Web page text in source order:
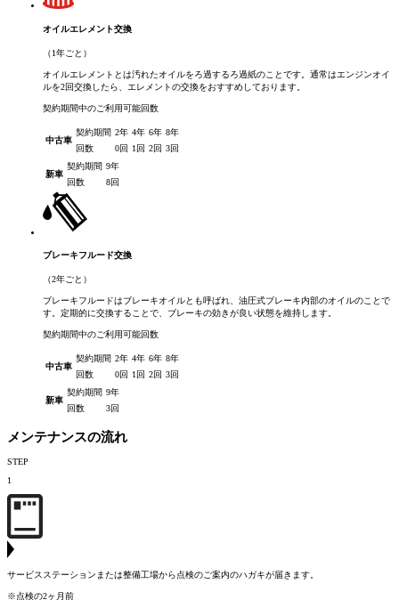
オイルエレメント交換
（1年ごと）
オイルエレメントとは汚れたオイルをろ過するろ過紙のことです。通常はエンジンオイ
ルを2回交換したら、エレメントの交換をおすすめしております。
契約期間中のご利用可能回数
中古車
契約期間 2年 4年 6年 8年
回数
0回 1回 2回 3回
新車
契約期間 9年
回数
8回
ブレーキフルード交換
（2年ごと）
ブレーキフルードはブレーキオイルとも呼ばれ、油圧式ブレーキ内部のオイルのことで
す。定期的に交換することで、ブレーキの効きが良い状態を維持します。
契約期間中のご利用可能回数
中古車
契約期間 2年 4年 6年 8年
回数
0回 1回 2回 3回
新車
契約期間 9年
回数
3回
メンテナンスの流れ
STEP
1
サービスステーションまたは整備工場から点検のご案内のハガキが届きます。
※点検の2ヶ月前